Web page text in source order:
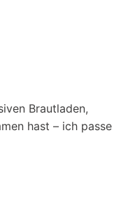
Brautladen,
hast – ich passe